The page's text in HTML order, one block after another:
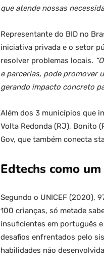
que atende nossas
Representante do BID no
iniciativa privada e o setor
resolver problemas locais.
e parcerias, pode promover
gerando impacto concreto
Além dos 3 municípios que
Volta Redonda (RJ), Bonito
Gov, que também conecta
Edtechs como
Segundo o UNICEF (2020),
100 crianças, só metade
insuficientes em português
desafios enfrentados pelo
habilidades não